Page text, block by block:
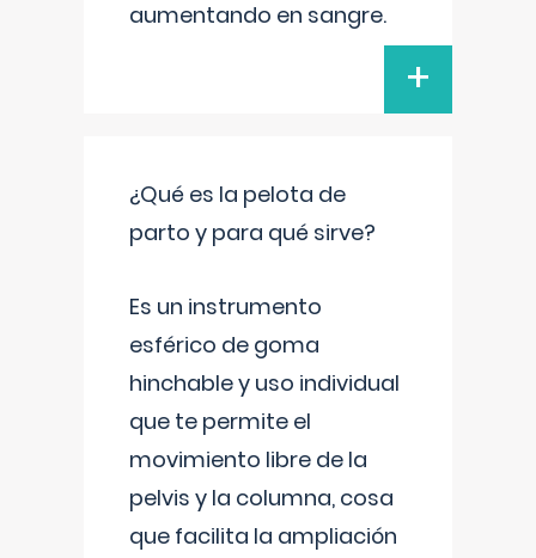
aumentando en sangre.
+
¿Qué es la pelota de
parto y para qué sirve?
Es un instrumento
esférico de goma
hinchable y uso individual
que te permite el
movimiento libre de la
pelvis y la columna, cosa
que facilita la ampliación